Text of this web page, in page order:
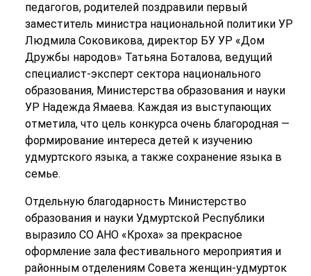
педагогов, родителей поздравили первый
заместитель министра национальной политики УР
Людмила Соковикова, директор БУ УР «Дом
Дружбы народов» Татьяна Боталова, ведущий
специалист-эксперт сектора национального
образования, Министерства образования и науки
УР Надежда Ямаева. Каждая из выступающих
отметила, что цель конкурса очень благородная —
формирование интереса детей к изучению
удмуртского языка, а также сохранение языка в
семье.
Отдельную благодарность Министерство
образования и науки Удмуртской Республики
выразило СО АНО «Кроха» за прекрасное
оформление зала фестивального мероприятия и
районным отделениям Совета женщин-удмурток